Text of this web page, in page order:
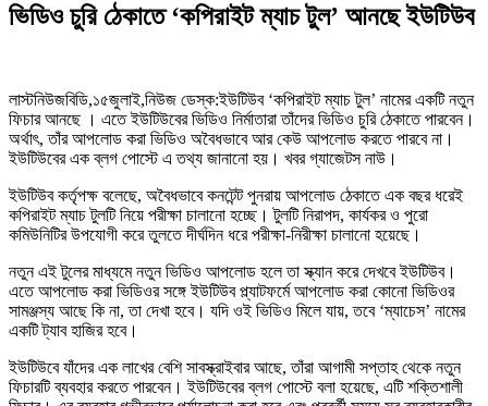
ভিডিও চুরি ঠেকাতে ‘কপিরাইট ম্যাচ টুল’ আনছে ইউটিউব
লাস্টনিউজবিডি,১৫জুলাই,নিউজ ডেস্ক:ইউটিউব ‘কপিরাইট ম্যাচ টুল’ নামের একটি নতুন
ফিচার আনছে । এতে ইউটিউবের ভিডিও নির্মাতারা তাঁদের ভিডিও চুরি ঠেকাতে পারবেন।
অর্থাৎ, তাঁর আপলোড করা ভিডিও অবৈধভাবে আর কেউ আপলোড করতে পারবে না।
ইউটিউবের এক ব্লগ পোস্টে এ তথ্য জানানো হয়। খবর গ্যাজেটস নাউ।
ইউটিউব কর্তৃপক্ষ বলেছে, অবৈধভাবে কনটেন্ট পুনরায় আপলোড ঠেকাতে এক বছর ধরেই
কপিরাইট ম্যাচ টুলটি নিয়ে পরীক্ষা চালানো হচ্ছে। টুলটি নিরাপদ, কার্যকর ও পুরো
কমিউনিটির উপযোগী করে তুলতে দীর্ঘদিন ধরে পরীক্ষা-নিরীক্ষা চালানো হয়েছে।
নতুন এই টুলের মাধ্যমে নতুন ভিডিও আপলোড হলে তা স্ক্যান করে দেখবে ইউটিউব।
এতে আপলোড করা ভিডিওর সঙ্গে ইউটিউব প্ল্যাটফর্মে আপলোড করা কোনো ভিডিওর
সামঞ্জস্য আছে কি না, তা দেখা হবে। যদি ওই ভিডিও মিলে যায়, তবে ‘ম্যাচেস’ নামের
একটি ট্যাব হাজির হবে।
ইউটিউবে যাঁদের এক লাখের বেশি সাবস্ক্রাইবার আছে, তাঁরা আগামী সপ্তাহ থেকে নতুন
ফিচারটি ব্যবহার করতে পারবেন। ইউটিউবের ব্লগ পোস্টে বলা হয়েছে, এটি শক্তিশালী